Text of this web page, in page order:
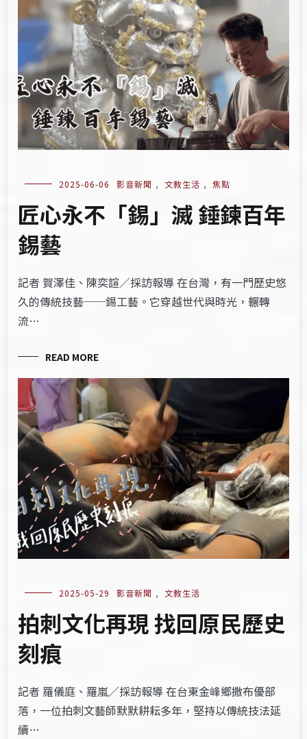
2025-06-06 影音新聞 , 文教生活 , 焦點
匠心永不「錫」滅 錘鍊百年
錫藝
記者 賀澤佳、陳奕諠／採訪報導 在台灣，有一門歷史悠
久的傳統技藝──錫工藝。它穿越世代與時光，輾轉
流…
READ MORE
2025-05-29 影音新聞 , 文教生活
拍刺文化再現 找回原民歷史
刻痕
記者 羅儀庭、羅嵐／採訪報導 在台東金峰鄉撒布優部
落，一位拍刺文藝師默默耕耘多年，堅持以傳統技法延
續…